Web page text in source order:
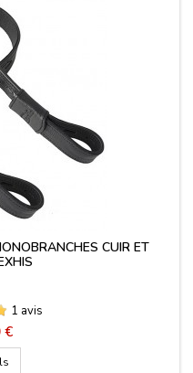
CUIR ET
1 avis
€